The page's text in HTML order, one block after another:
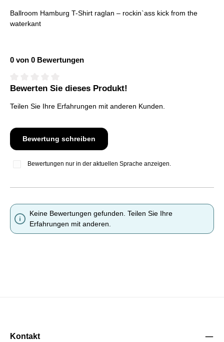
Ballroom Hamburg T-Shirt raglan – rockin`ass kick from the
waterkant
0 von 0 Bewertungen
Durchschnittliche Bewertung von 0 von 5 Sternen
Bewerten Sie dieses Produkt!
Teilen Sie Ihre Erfahrungen mit anderen Kunden.
Bewertung schreiben
Bewertungen nur in der aktuellen Sprache anzeigen.
Keine Bewertungen gefunden. Teilen Sie Ihre
Erfahrungen mit anderen.
Kontakt